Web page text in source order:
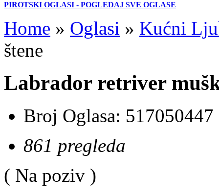
PIROTSKI OGLASI - POGLEDAJ SVE OGLASE
Home » Oglasi » Kućni
štene
Labrador retriver
Broj Oglasa: 517050447
861 pregleda
( Na poziv )